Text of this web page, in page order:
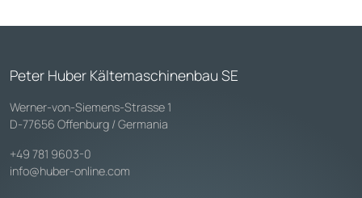
Peter Huber Kältemaschinenbau SE
Werner-von-Siemens-Strasse 1
D-77656 Offenburg / Germania
+49 781 9603-0
info@huber-online.com